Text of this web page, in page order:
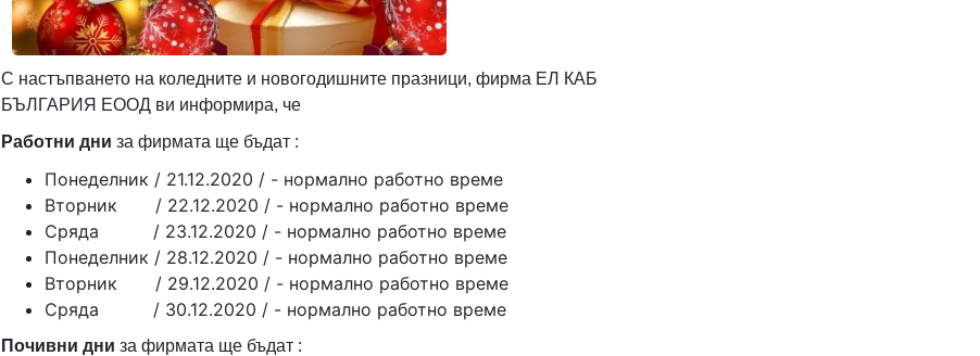
С настъпването на коледните и новогодишните празници, фирма ЕЛ КАБ
БЪЛГАРИЯ ЕООД ви информира, че
Работни дни за фирмата ще бъдат :
Понеделник / 21.12.2020 / - нормално работно време
Вторник / 22.12.2020 / - нормално работно време
Сряда / 23.12.2020 / - нормално работно време
Понеделник / 28.12.2020 / - нормално работно време
Вторник / 29.12.2020 / - нормално работно време
Сряда / 30.12.2020 / - нормално работно време
Почивни дни за фирмата ще бъдат :